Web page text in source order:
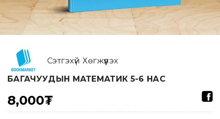
Сэтгэхүй Хөгжүүлэх
БАГАЧУУДЫН МАТЕМАТИК 5-6 НАС
8,000₮